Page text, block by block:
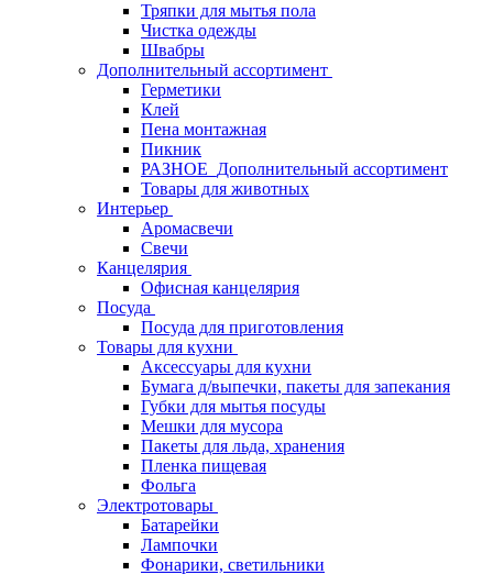
Тряпки для мытья пола
Чистка одежды
Швабры
Дополнительный ассортимент
Герметики
Клей
Пена монтажная
Пикник
РАЗНОЕ_Дополнительный ассортимент
Товары для животных
Интерьер
Аромасвечи
Свечи
Канцелярия
Офисная канцелярия
Посуда
Посуда для приготовления
Товары для кухни
Аксессуары для кухни
Бумага д/выпечки, пакеты для запекания
Губки для мытья посуды
Мешки для мусора
Пакеты для льда, хранения
Пленка пищевая
Фольга
Электротовары
Батарейки
Лампочки
Фонарики, светильники